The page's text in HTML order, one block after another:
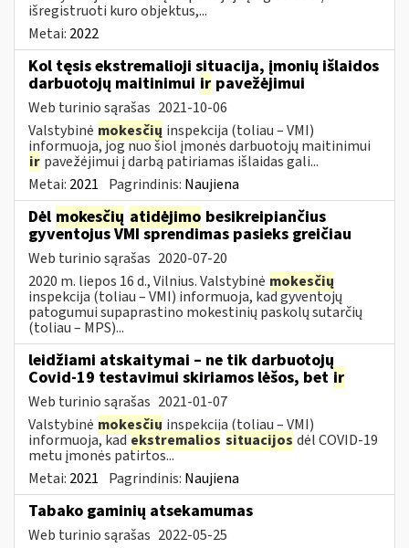
išregistruoti kuro objektus,...
Metai: 2022
Kol tęsis ekstremalioji situacija, įmonių išlaidos
darbuotojų maitinimui ir pavežėjimui
Web turinio sąrašas 2021-10-06
Valstybinė mokesčių inspekcija (toliau – VMI)
informuoja, jog nuo šiol įmonės darbuotojų maitinimui
ir pavežėjimui į darbą patiriamas išlaidas gali...
Metai: 2021 Pagrindinis: Naujiena
Dėl mokesčių atidėjimo besikreipiančius
gyventojus VMI sprendimas pasieks greičiau
Web turinio sąrašas 2020-07-20
2020 m. liepos 16 d., Vilnius. Valstybinė mokesčių
inspekcija (toliau – VMI) informuoja, kad gyventojų
patogumui supaprastino mokestinių paskolų sutarčių
(toliau – MPS)...
leidžiami atskaitymai – ne tik darbuotojų
Covid-19 testavimui skiriamos lėšos, bet ir
Web turinio sąrašas 2021-01-07
Valstybinė mokesčių inspekcija (toliau – VMI)
informuoja, kadekstremalios situacijos dėl COVID-19
metu įmonės patirtos...
Metai: 2021 Pagrindinis: Naujiena
Tabako gaminių atsekamumas
Web turinio sąrašas 2022-05-25